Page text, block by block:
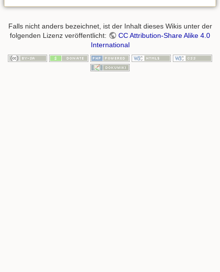
Falls nicht anders bezeichnet, ist der Inhalt dieses Wikis unter der
folgenden Lizenz veröffentlicht:
CC Attribution-Share Alike 4.0
International